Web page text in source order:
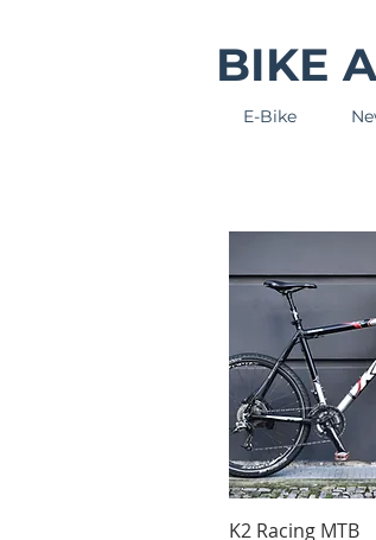
BIKE
E-Bike
K2 Racing MTB